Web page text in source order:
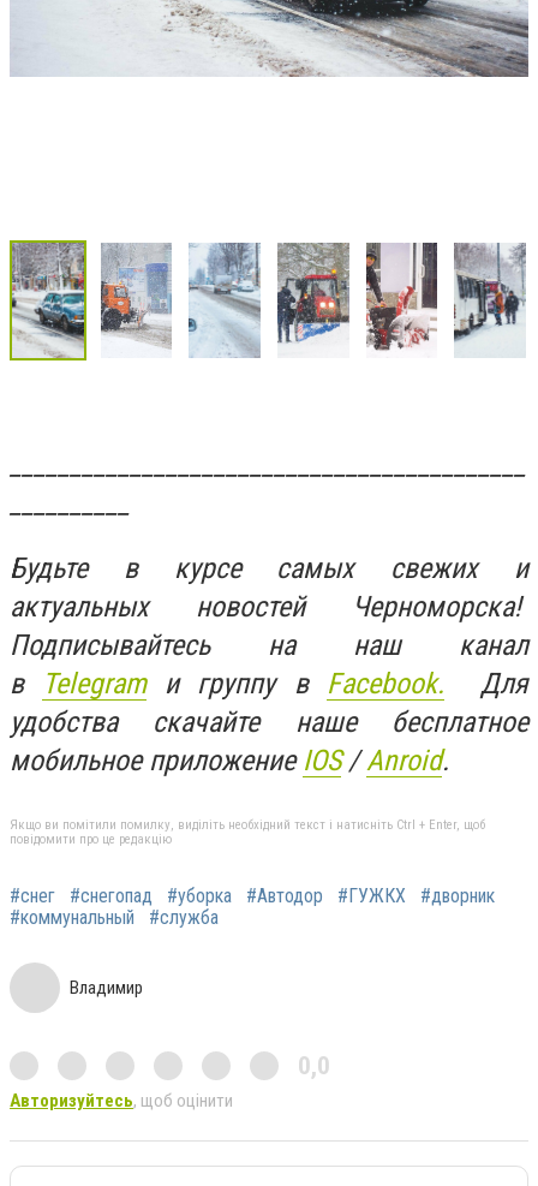
Будьте в курсе самых свежих и
актуальных новостей Черноморска!
Подписывайтесь на наш канал
в
Telegramи группу в Facebook. Для
удобства скачайте наше бесплатное
мобильное приложение IOS/Anroid.
Якщо ви помітили помилку, виділіть необхідний текст і натисніть Ctrl + Enter, щоб
повідомити про це редакцію
#снег #снегопад #уборка #Автодор #ГУЖКХ
#дворник
#коммунальный
#служба
Владимир
0,0
Авторизуйтесь, щоб оцінити